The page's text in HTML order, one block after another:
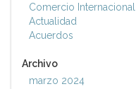
Comercio Internacional
Actualidad
Acuerdos
Archivo
marzo 2024